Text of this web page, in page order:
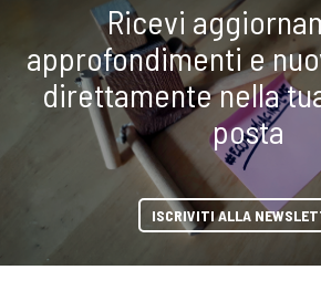
Ricevi
approfondimenti e
direttamente nella
posta
ISCRIVITI ALLA